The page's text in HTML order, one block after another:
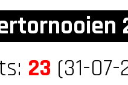
23 (31-